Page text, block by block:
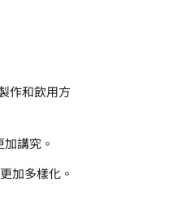
作和飲用方
講究。
加多樣化。